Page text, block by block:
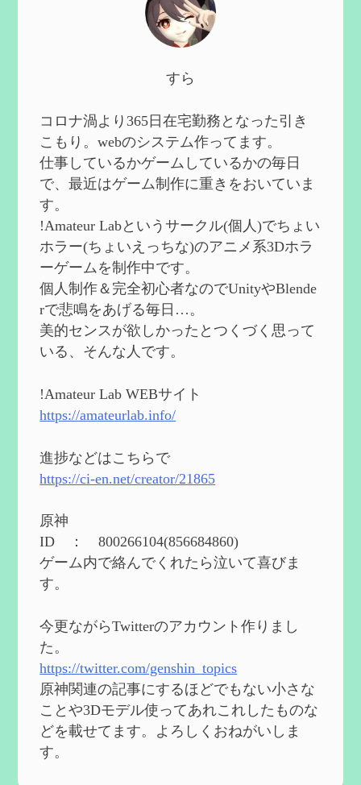
第５９回 アチーブメント「対決者・２」
を作成
第５８回 集敵以外のすべてを持ってしま
ったサポーターシロネンの解説【2凸ま
2024/09/02
第５７回 アチーブメント「対決者・１」
を手に入れたい
を作成
2024/09/02
第５６回 ムアラニの簡易解説と使用感な
ど【0~1凸】
2024/08/11
第５５回 【無凸無モチ】エミリエを使っ
てみた感想を作成
2024/06/26
第４９回 フリーナの簡易性能紹介とテン
ションについての検証を更新
2024/05/12
能と3凸までを更新
2024/05/11
eを3BBB化してみた
2024/04/26
能と3凸まで
2024/04/03
第４８回 ヌヴィレットの性能と凸比較
更新
2024/2/10
能 それぞれの強みなどを作成
2024/2/04
第５２回 璃月精鋭狩ルート【沈玉の谷
編】を作成
2024/1/25
Ultimate Trainerの使い方【RE2】を作成
2024/1/23
すら
コロナ渦より365日在宅勤務となった引き
こもり。webのシステム作ってます。
仕事しているかゲームしているかの毎日
で、最近はゲーム制作に重きをおいていま
す。
!Amateur Labというサークル(個人)でちょい
ホラー(ちょいえっちな)のアニメ系3Dホラ
ーゲームを制作中です。
個人制作＆完全初心者なのでUnityやBlende
rで悲鳴をあげる毎日…。
美的センスが欲しかったとつくづく思って
いる、そんな人です。
!Amateur Lab WEBサイト
https://amateurlab.info/
進捗などはこちらで
https://ci-en.net/creator/21865
原神
ID ： 800266104(856684860)
ゲーム内で絡んでくれたら泣いて喜びま
す。
今更ながらTwitterのアカウント作りまし
た。
https://twitter.com/genshin_topics
原神関連の記事にするほどでもない小さな
ことや3Dモデル使ってあれこれしたものな
どを載せてます。よろしくおねがいしま
す。